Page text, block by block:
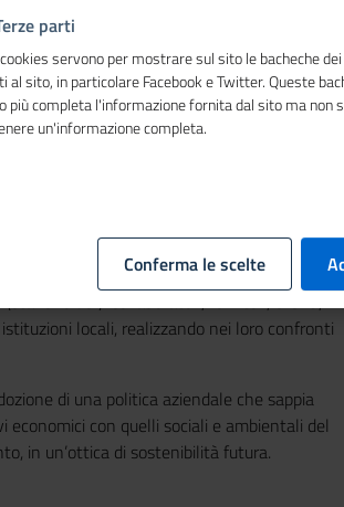
Commissione Europea
è definita come: "L'integrazione volontaria
sociali e ambientali delle imprese nelle loro
e nei rapporti con le parti interessate".
delle prescrizioni di legge e individua
che un’impresa adotta su base
di ottenere dei risultati che possano
a se stessa e al contesto in cui opera.
viene prestata ai rapporti con i propri
(stakeholder): collaboratori, fornitori, clienti,
locali, realizzando nei loro confronti
di una politica aziendale che sappia
economici con quelli sociali e ambientali del
in un’ottica di sostenibilità futura.
parti
servono per mostrare sul sito le bacheche
al sito, in particolare Facebook e Twitter. Queste
più completa l'informazione fornita dal sito ma non
un'informazione completa.
Conferma le scelte